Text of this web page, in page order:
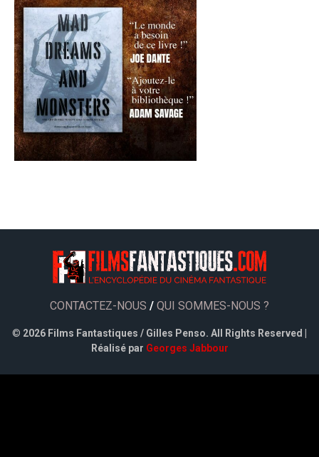
CONTACTEZ-NOUS / QUI SOMMES-NOUS ?
© 2026 Films Fantastiques / Gilles Penso. All Rights Reserved |
Réalisé par Georges Jabbour